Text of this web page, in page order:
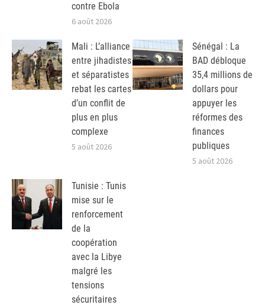
contre Ebola
6 août 2026
Mali : L’alliance
entre jihadistes
et séparatistes
rebat les cartes
d’un conflit de
plus en plus
complexe
5 août 2026
Sénégal : La
BAD débloque
35,4 millions de
dollars pour
appuyer les
réformes des
finances
publiques
5 août 2026
Tunisie : Tunis
mise sur le
renforcement
de la
coopération
avec la Libye
malgré les
tensions
sécuritaires